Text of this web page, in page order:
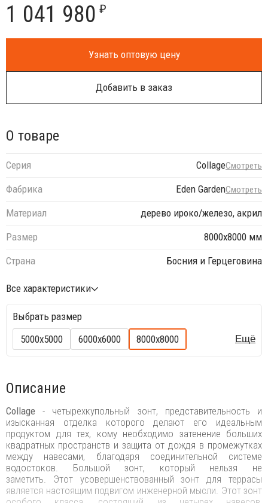
1 041 980 ₽
Узнать оптовую цену
Добавить в заказ
О товаре
Серия CollageСмотреть
Фабрика Eden GardenСмотреть
Материал
дерево ироко/железо, акрил
Размер
8000х8000 мм
Страна
Босния и Герцеговина
Все характеристики
Выбрать размер
5000х5000
6000х6000 8000х8000 Ещё
Описание
Collage- четырехкупольный зонт, представительность и
изысканная отделка которого делают его идеальным
продуктом для тех, кому необходимо затенение больших
квадратных пространств и защита от дождя в промежутках
между навесами, благодаря соединительной системе
водостоков. Большой зонт, который нельзя не
заметить. Этот усовершенствованный зонт для террасы
является настоящим подвигом инженерной мысли. Этот зонт